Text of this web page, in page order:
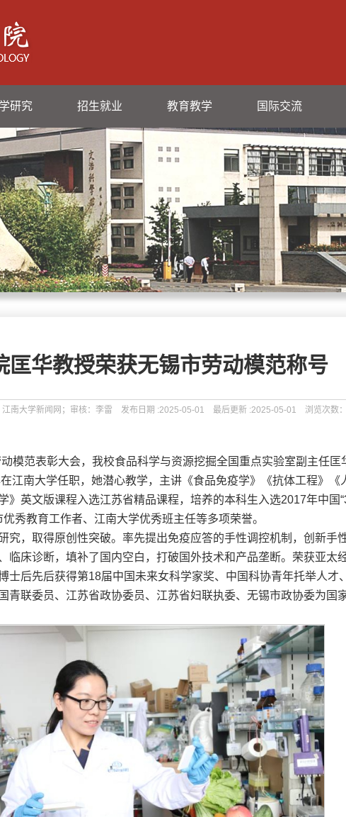
研究 招生就业 教育教学 国际交流
匡华教授荣获无锡市劳动模范称号
南大学新闻网；审核：李雷 发布日期 :2025-05-01 最后更新 :2025-05-01 浏览次数：
模范表彰大会，我校食品科学与资源挖掘全国重点实验室副主任匡
江南大学任职，她潜心教学，主讲《食品免疫学》《抗体工程》
英文版课程入选江苏省精品课程，培养的本科生入选2017年中国
秀教育工作者、江南大学优秀班主任等多项荣誉。
究，取得原创性突破。率先提出免疫应答的手性调控机制，创新手
临床诊断，填补了国内空白，打破国外技术和产品垄断。荣获亚太
后先后获得第18届中国未来女科学家奖、中国科协青年托举人才
青联委员、江苏省政协委员、江苏省妇联执委、无锡市政协委为国